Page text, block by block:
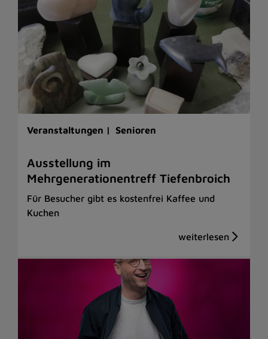
Veranstaltungen | Senioren
Ausstellung im
Mehrgenerationentreff Tiefenbroich
Für Besucher gibt es kostenfrei Kaffee und
Kuchen